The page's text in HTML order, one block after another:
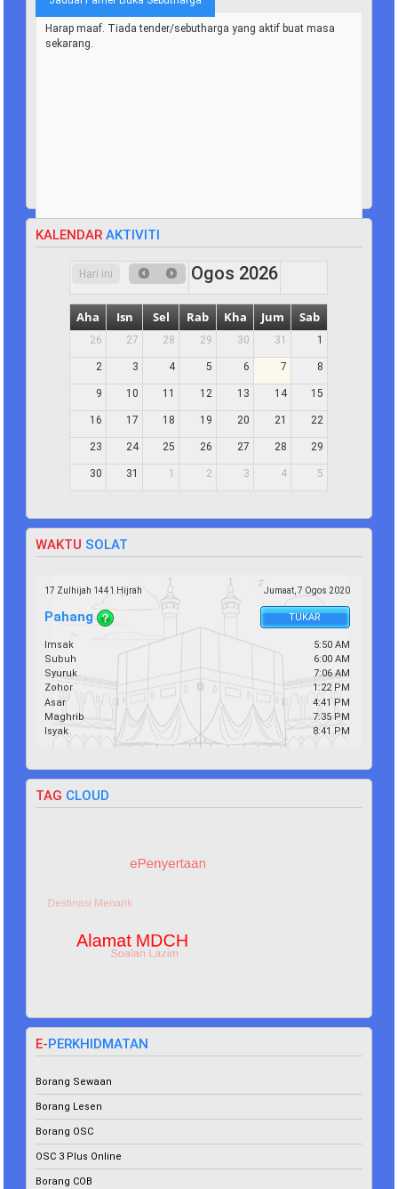
Harap maaf. Tiada tender/sebutharga yang aktif buat masa
sekarang.
KALENDAR AKTIVITI
Hari ini Ogos 2026
Aha Isn Sel Rab Kha Jum Sab
26 27 28 29 30 31 1
2 3 4 5 6 7 8
9 10 11 12 13 14 15
16 17 18 19 20 21 22
23 24 25 26 27 28 29
30 31 1 2 3 4 5
WAKTU SOLAT
17 Zulhijah 1441 Hijrah Jumaat, 7 Ogos 2020
Pahang TUKAR
Imsak
5:50 AM
Subuh
6:00 AM
Syuruk
7:06 AM
Zohor
1:22 PM
Asar
4:41 PM
Maghrib
7:35 PM
Isyak
8:41 PM
TAG CLOUD
E-PERKHIDMATAN
Borang Sewaan
Borang Lesen
Borang OSC
OSC 3 Plus Online
Borang COB